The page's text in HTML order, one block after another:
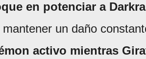
en potenciar a
mantener un daño
activo mientras